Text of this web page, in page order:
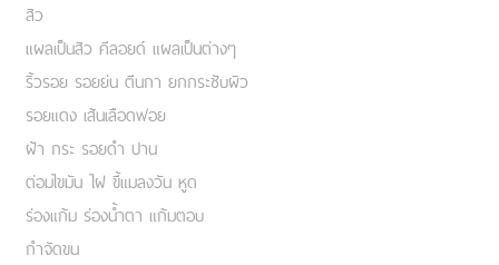
สิว
แผลเป็นสิว คีลอยด์ แผลเป็นต่างๆ
ริ้วรอย รอยย่น ตีนกา ยกกระชับผิว
รอยแดง เส้นเลือดฟอย
ฝ้า กระ รอยดำ ปาน
ต่อมไขมัน ไฝ ขี้แมลงวัน หูด
ร่องแก้ม ร่องน้ำตา แก้มตอบ
กำจัดขน